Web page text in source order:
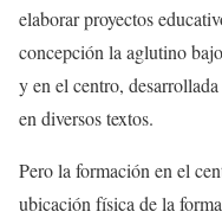
elaborar proyectos
concepción la aglutino
y en el centro,
en diversos textos.
Pero la formación en el
ubicación física de la